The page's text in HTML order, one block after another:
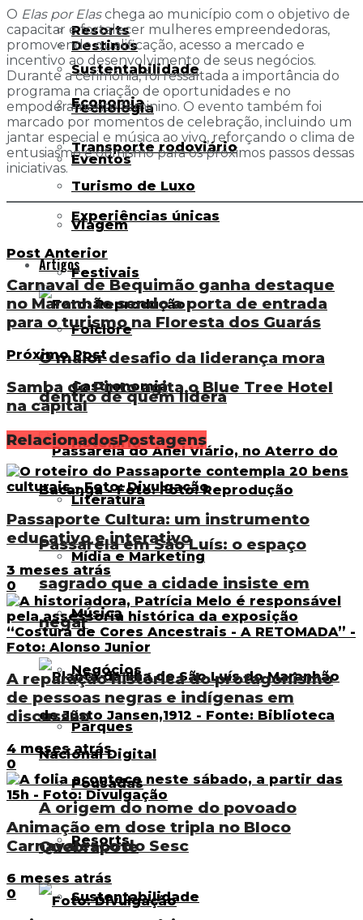
Resorts
Sustentabilidade
Tecnologia
Transporte rodoviário
Turismo de Luxo
Viagem
Artigos
O maior desafio da liderança mora
dentro de quem lidera
Passarela em São Luís: o espaço
sagrado que a cidade insiste em
negar
A origem do nome do povoado
Quebrapote
Destinos
Economia
Eventos
Experiências únicas
Festivais
Folclore
Gastronomia
Hotelaria
Literatura
Mídia e Marketing
Música
Negócios
Parques
Pousadas
Resorts
Sustentabilidade
O Elas por Elaschega ao município com o objetivo de
capacitar e fortalecer mulheres empreendedoras,
promovendo qualificação, acesso a mercado e
incentivo ao desenvolvimento de seus negócios.
Durante a cerimônia, foi ressaltada a importância do
programa na criação de oportunidades e no
empoderamento feminino. O evento também foi
marcado por momentos de celebração, incluindo um
jantar especial e música ao vivo, reforçando o clima de
entusiasmo e otimismo para os próximos passos dessas
iniciativas.
Post Anterior
Carnaval de Bequimão ganha destaque
no Maranhão sendo a porta de entrada
para o turismo na Floresta dos Guarás
Próximo Post
Samba do Pinto agita o Blue Tree Hotel
na capital
RelacionadosPostagens
Passaporte Cultura: um instrumento
educativo e interativo
3 meses atrás
0
A reparação histórica do protagonismo
de pessoas negras e indígenas em
discussão
4 meses atrás
0
Animação em dose tripla no Bloco
Carnavalesco do Sesc
6 meses atrás
0